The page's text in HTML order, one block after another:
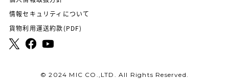
情報セキュリティについて
貨物利用運送約款(PDF)
© 2024 MIC CO.,LTD. All Rights Reserved.